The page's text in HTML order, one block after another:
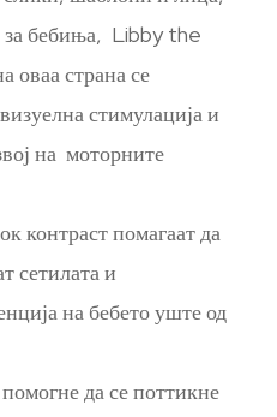
за бебиња, Libby the
оваа страна се
стимулација и
на моторните
контраст помагаат да
сетилата и
на бебето уште од
да се поттикне